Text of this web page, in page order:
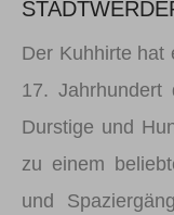
Der Kuhhirte hat
17.
Durstige und
zu einem
und